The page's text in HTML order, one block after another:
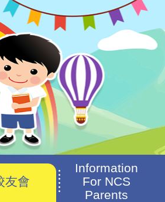
友會
Information
For NCS
Parents